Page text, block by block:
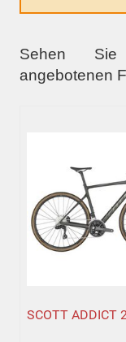
Sehen
angebotenen
SCOTT ADDICT